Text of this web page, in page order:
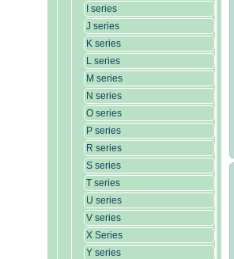
I series
J series
K series
L series
M series
N series
O series
P series
R series
S series
T series
U series
V series
X Series
Y series